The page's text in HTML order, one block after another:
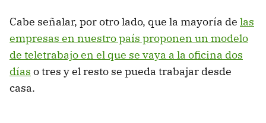
Cabe señalar, por otro lado, que la mayoría de las
empresas en nuestro país proponen un modelo
de teletrabajo en el que se vaya a la oficina dos
días o tres y el resto se pueda trabajar desde
casa.